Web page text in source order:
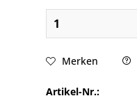
Merken
Artikel-Nr.: